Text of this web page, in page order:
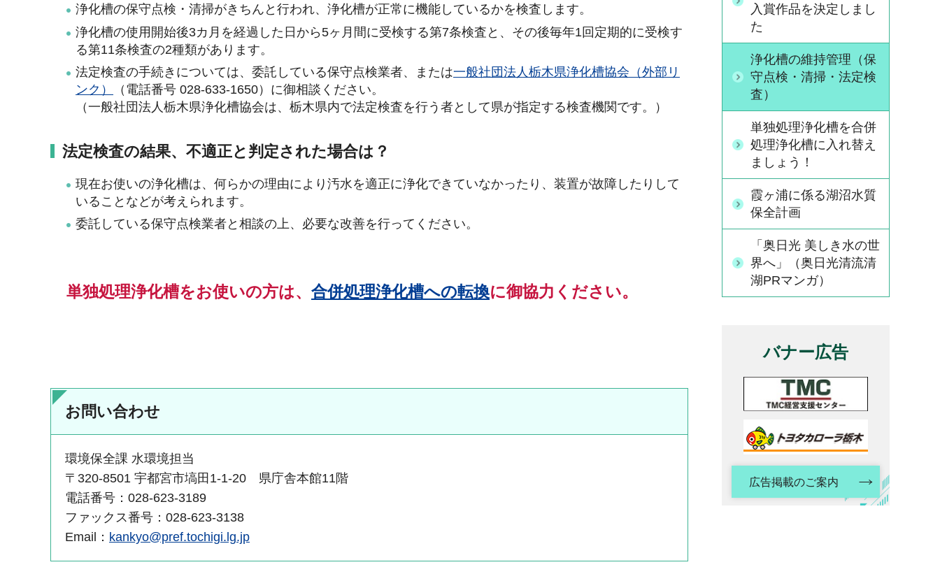
浄化槽の保守点検・清掃がきちんと行われ、浄化槽が正常に機能しているかを検査します。
浄化槽の使用開始後3カ月を経過した日から5ヶ月間に受検する第7条検査と、その後毎年1回定期的に受検す
る第11条検査の2種類があります。
法定検査の手続きについては、委託している保守点検業者、または一般社団法人栃木県浄化槽協会（外部リ
ンク）
（電話番号 028-633-1650）に御相談ください。
（一般社団法人栃木県浄化槽協会は、栃木県内で法定検査を行う者として県が指定する検査機関です。）
法定検査の結果、不適正と判定された場合は？
現在お使いの浄化槽は、何らかの理由により汚水を適正に浄化できていなかったり、装置が故障したりして
いることなどが考えられます。
委託している保守点検業者と相談の上、必要な改善を行ってください。
単独処理浄化槽をお使いの方は、 合併処理浄化槽への転換に御協力ください。
お問い合わせ
環境保全課 水環境担当
〒320-8501 宇都宮市塙田1-1-20 県庁舎本館11階
電話番号：028-623-3189
ファックス番号：028-623-3138
Email： kankyo@pref.tochigi.lg.jp
入賞作品を決定しまし
た
浄化槽の維持管理（保
守点検・清掃・法定検
査）
単独処理浄化槽を合併
処理浄化槽に入れ替え
ましょう！
霞ヶ浦に係る湖沼水質
保全計画
「奥日光 美しき水の世
界へ」（奥日光清流清
湖PRマンガ）
バナー広告
広告掲載のご案内